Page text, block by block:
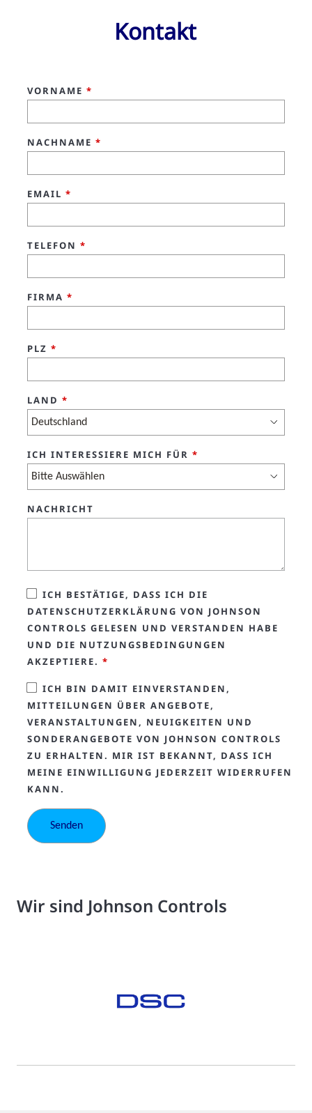
Kontakt
VORNAME *
NACHNAME *
EMAIL *
TELEFON *
FIRMA *
PLZ *
LAND *
ICH INTERESSIERE MICH FÜR *
NACHRICHT
ICH BESTÄTIGE, DASS ICH DIE
DATENSCHUTZERKLÄRUNG VON JOHNSON
CONTROLS GELESEN UND VERSTANDEN HABE
UND DIE NUTZUNGSBEDINGUNGEN
AKZEPTIERE. *
ICH BIN DAMIT EINVERSTANDEN,
MITTEILUNGEN ÜBER ANGEBOTE,
VERANSTALTUNGEN, NEUIGKEITEN UND
SONDERANGEBOTE VON JOHNSON CONTROLS
ZU ERHALTEN. MIR IST BEKANNT, DASS ICH
MEINE EINWILLIGUNG JEDERZEIT WIDERRUFEN
KANN.
Wir sind Johnson Controls